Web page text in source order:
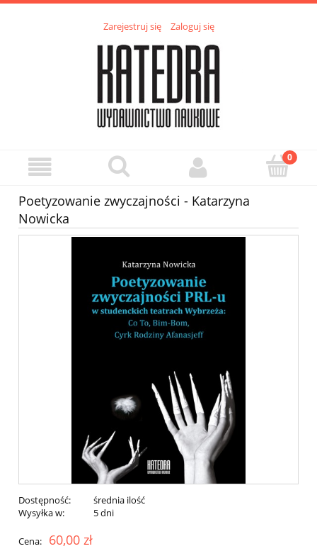
Zarejestruj się Zaloguj się
Poetyzowanie zwyczajności - Katarzyna
Nowicka
Dostępność:
średnia ilość
Wysyłka w:
5 dni
Cena: 60,00 zł